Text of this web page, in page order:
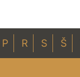
P R S Š